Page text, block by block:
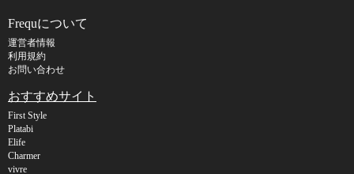
Frequについて
運営者情報
利用規約
お問い合わせ
おすすめサイト
First Style
Platabi
Elife
Charmer
vivre